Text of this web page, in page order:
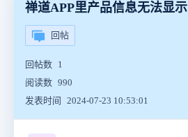
禅道APP里产品信息无法显示
回帖
回帖数 1
阅读数 990
发表时间
2024-07-23 10:53:01